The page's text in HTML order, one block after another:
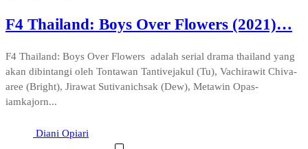
F4 Thailand: Boys Over Flowers (2021)…
F4 Thailand: Boys Over Flowers adalah serial drama thailand yang
akan dibintangi oleh Tontawan Tantivejakul (Tu), Vachirawit Chiva-
aree (Bright), Jirawat Sutivanichsak (Dew), Metawin Opas-
iamkajorn...
Diani Opiari